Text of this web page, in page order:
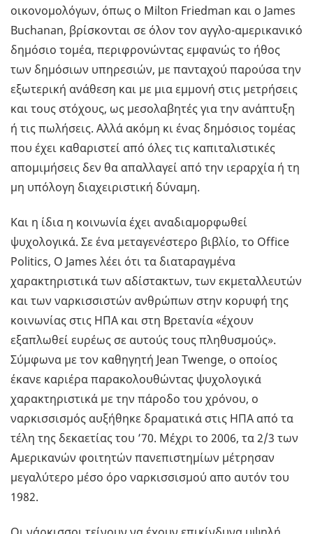
οικονομολόγων, όπως ο Μilton Friedman και ο James
Buchanan, βρίσκονται σε όλον τον αγγλο-αμερικανικό
δημόσιο τομέα, περιφρονώντας εμφανώς το ήθος
των δημόσιων υπηρεσιών, με πανταχού παρούσα την
εξωτερική ανάθεση και με μια εμμονή στις μετρήσεις
και τους στόχους, ως μεσολαβητές για την ανάπτυξη
ή τις πωλήσεις. Αλλά ακόμη κι ένας δημόσιος τομέας
που έχει καθαριστεί από όλες τις καπιταλιστικές
απομιμήσεις δεν θα απαλλαγεί από την ιεραρχία ή τη
μη υπόλογη διαχειριστική δύναμη.
Και η ίδια η κοινωνία έχει αναδιαμορφωθεί
ψυχολογικά. Σε ένα μεταγενέστερο βιβλίο, το Office
Politics, Ο James λέει ότι τα διαταραγμένα
χαρακτηριστικά των αδίστακτων, των εκμεταλλευτών
και των ναρκισσιστών ανθρώπων στην κορυφή της
κοινωνίας στις ΗΠΑ και στη Βρετανία «έχουν
εξαπλωθεί ευρέως σε αυτούς τους πληθυσμούς».
Σύμφωνα με τον καθηγητή Jean Twenge, ο οποίος
έκανε καριέρα παρακολουθώντας ψυχολογικά
χαρακτηριστικά με την πάροδο του χρόνου, ο
ναρκισσισμός αυξήθηκε δραματικά στις ΗΠΑ από τα
τέλη της δεκαετίας του ’70. Μέχρι το 2006, τα 2/3 των
Αμερικανών φοιτητών πανεπιστημίων μέτρησαν
μεγαλύτερο μέσο όρο ναρκισσισμού απο αυτόν του
1982.